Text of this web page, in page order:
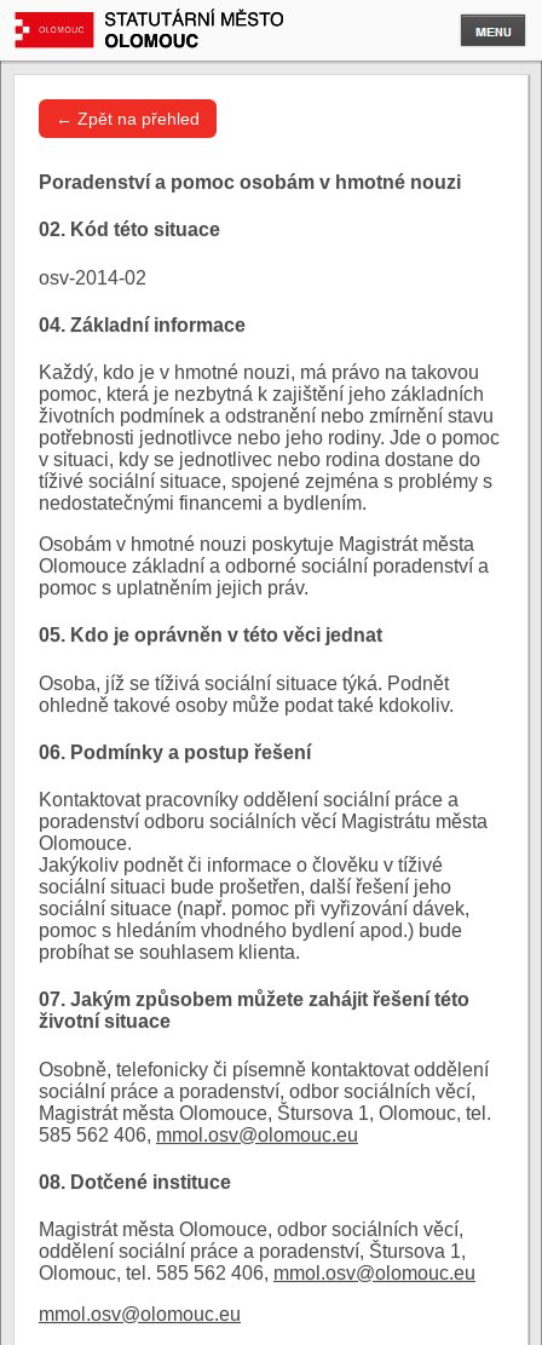
← Zpět na přehled
Poradenství a pomoc osobám v hmotné nouzi
02. Kód této situace
osv-2014-02
04. Základní informace
Každý, kdo je v hmotné nouzi, má právo na takovou
pomoc, která je nezbytná k zajištění jeho základních
životních podmínek a odstranění nebo zmírnění stavu
potřebnosti jednotlivce nebo jeho rodiny. Jde o pomoc
v situaci, kdy se jednotlivec nebo rodina dostane do
tíživé sociální situace, spojené zejména s problémy s
nedostatečnými financemi a bydlením.
Osobám v hmotné nouzi poskytuje Magistrát města
Olomouce základní a odborné sociální poradenství a
pomoc s uplatněním jejich práv.
05. Kdo je oprávněn v této věci jednat
Osoba, jíž se tíživá sociální situace týká. Podnět
ohledně takové osoby může podat také kdokoliv.
06. Podmínky a postup řešení
Kontaktovat pracovníky oddělení sociální práce a
poradenství odboru sociálních věcí Magistrátu města
Olomouce.
Jakýkoliv podnět či informace o člověku v tíživé
sociální situaci bude prošetřen, další řešení jeho
sociální situace (např. pomoc při vyřizování dávek,
pomoc s hledáním vhodného bydlení apod.) bude
probíhat se souhlasem klienta.
07. Jakým způsobem můžete zahájit řešení této
životní situace
Osobně, telefonicky či písemně kontaktovat oddělení
sociální práce a poradenství, odbor sociálních věcí,
Magistrát města Olomouce, Štursova 1, Olomouc, tel.
585 562 406, mmol.osv@olomouc.eu
08. Dotčené instituce
Magistrát města Olomouce, odbor sociálních věcí,
oddělení sociální práce a poradenství, Štursova 1,
Olomouc, tel. 585 562 406, mmol.osv@olomouc.eu
mmol.osv@olomouc.eu